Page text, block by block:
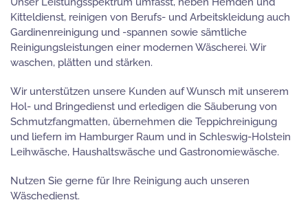
Kitteldienst, reinigen von Berufs- und Arbeitskleidung auch
Gardinenreinigung und -spannen sowie sämtliche
Reinigungsleistungen einer modernen Wäscherei. Wir
waschen, plätten und stärken.
Wir unterstützen unsere Kunden auf Wunsch mit unserem
Hol- und Bringedienst und erledigen die Säuberung von
Schmutzfangmatten, übernehmen die Teppichreinigung
und liefern im Hamburger Raum und in Schleswig-Holstein
Leihwäsche, Haushaltswäsche und Gastronomiewäsche.
Nutzen Sie gerne für Ihre Reinigung auch unseren
Wäschedienst.